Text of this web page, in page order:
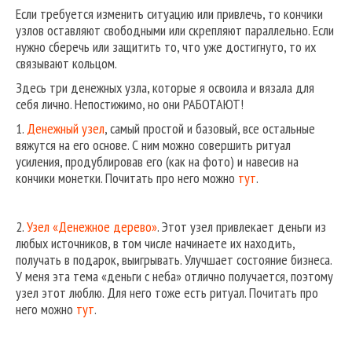
Если требуется изменить ситуацию или привлечь, то кончики
узлов оставляют свободными или скрепляют параллельно. Если
нужно сберечь или защитить то, что уже достигнуто, то их
связывают кольцом.
Здесь три денежных узла, которые я освоила и вязала для
себя лично. Непостижимо, но они РАБОТАЮТ!
1. Денежный узел, самый простой и базовый, все остальные
вяжутся на его основе. С ним можно совершить ритуал
усиления, продублировав его (как на фото) и навесив на
кончики монетки. Почитать про него можно тут.
2.Узел «Денежное дерево». Этот узел привлекает деньги из
любых источников, в том числе начинаете их находить,
получать в подарок, выигрывать. Улучшает состояние бизнеса.
У меня эта тема «деньги с неба» отлично получается, поэтому
узел этот люблю. Для него тоже есть ритуал. Почитать про
него можно тут.